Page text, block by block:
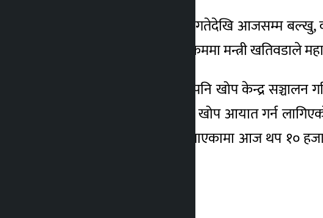
मन्त्रालयले यही कात्तिक १६ गतेदेखि आजसम्म बल्खु,
निरीक्षण गर्नुभएको हो । सो क्रममा मन्त्री
मन्त्री खतिवडाले तिहारपछि पनि खोप केन्द्र
विभिन्न मुलुकबाट एक करोड खोप आयात गर्न
तीन हजार व्यक्तिले खोप लगाएकामा आज थप १०